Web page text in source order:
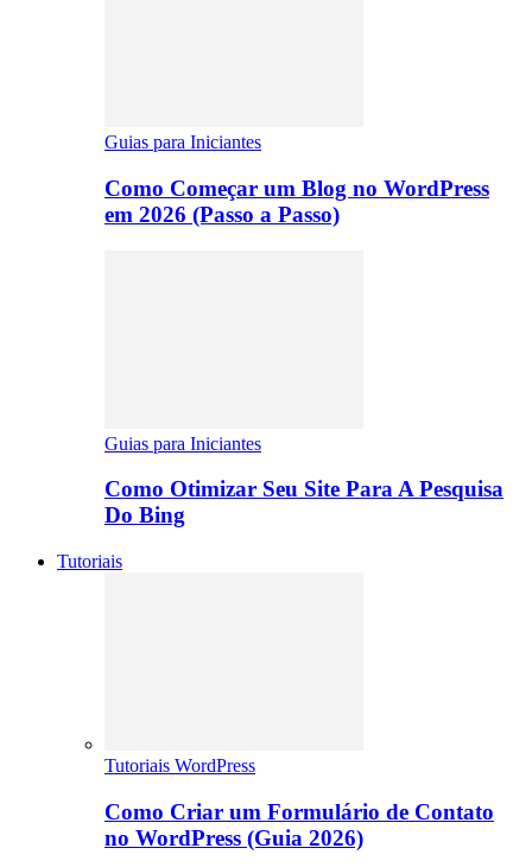
Guias para Iniciantes
Como Começar um Blog no WordPress
em 2026 (Passo a Passo)
Guias para Iniciantes
Como Otimizar Seu Site Para A Pesquisa
Do Bing
Tutoriais
Tutoriais WordPress
Como Criar um Formulário de Contato
no WordPress (Guia 2026)